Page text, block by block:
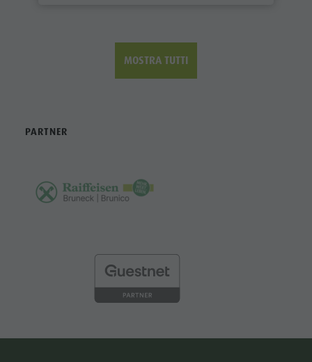
MOSTRA TUTTI
PARTNER